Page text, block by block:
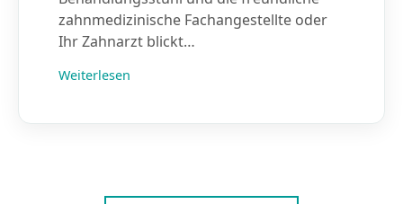
zahnmedizinische Fachangestellte oder
Ihr Zahnarzt blickt…
Weiterlesen